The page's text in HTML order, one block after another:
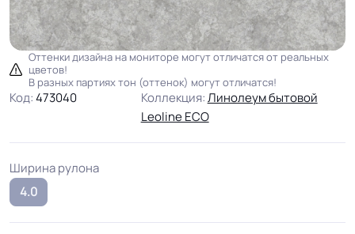
Оттенки дизайна на мониторе могут отличатся от реальных
цветов!
В разных партиях тон (оттенок) могут отличатся!
Код:473040 Коллекция:Линолеум бытовой
Leoline ECO
Ширина рулона
4.0